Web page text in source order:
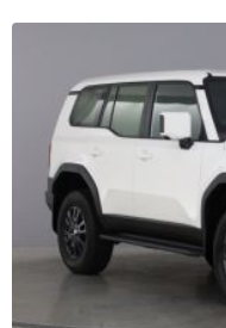
sang xe điện, đồng thời
tưởng cho các gia đình Việt.